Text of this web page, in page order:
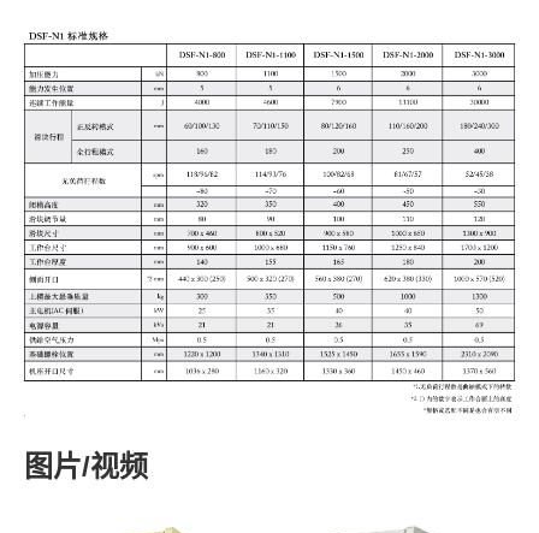
图片/视频